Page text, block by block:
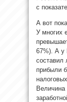
с
А вот
У многих
67%). А у
составил
прибыли